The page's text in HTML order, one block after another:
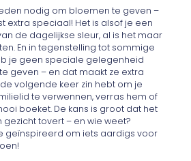
nodig om bloemen te geven –
extra speciaal! Het is alsof je een
de dagelijkse sleur, al is het maar
En in tegenstelling tot sommige
je geen speciale gelegenheid
geven – en dat maakt ze extra
volgende keer zin hebt om je
te verwennen, verras hem of
boeket. De kans is groot dat het
tovert – en wie weet?
geïnspireerd om iets aardigs voor